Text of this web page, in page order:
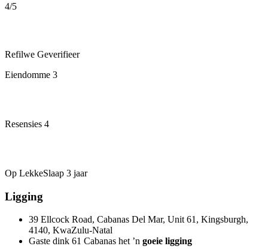
4/5
Refilwe Geverifieer
Eiendomme 3
Resensies 4
Op LekkeSlaap 3 jaar
Ligging
39 Ellcock Road, Cabanas Del Mar, Unit 61, Kingsburgh,
4140, KwaZulu-Natal
Gaste dink 61 Cabanas het ’n goeie ligging